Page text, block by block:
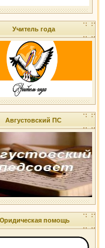
Учитель года
Августовский ПС
помощь